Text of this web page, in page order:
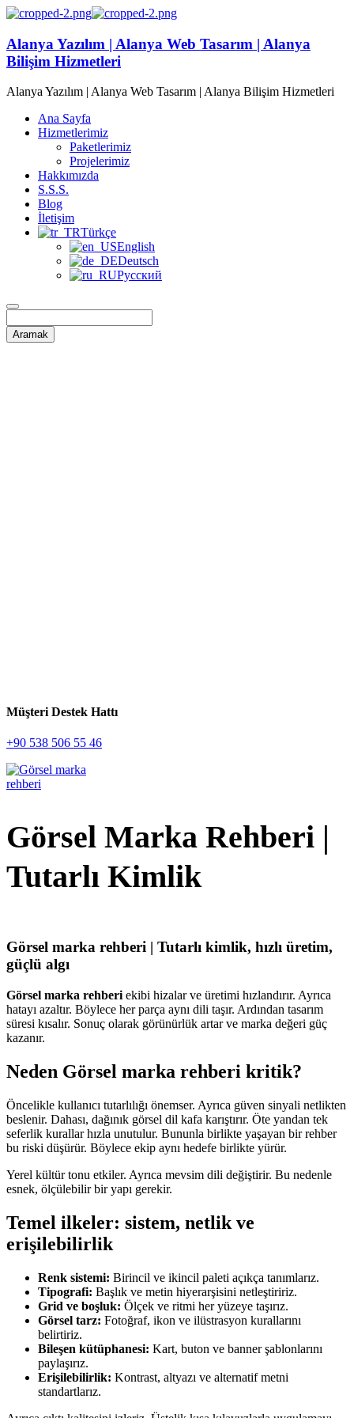
Alanya Yazılım | Alanya Web Tasarım | Alanya
Bilişim Hizmetleri
Alanya Yazılım | Alanya Web Tasarım | Alanya Bilişim Hizmetleri
Ana Sayfa
Hizmetlerimiz
Paketlerimiz
Projelerimiz
Hakkımızda
S.S.S.
Blog
İletişim
Türkçe
English
Deutsch
Русский
Müşteri Destek Hattı
+90 538 506 55 46
Görsel Marka Rehberi |
Tutarlı Kimlik
Görsel marka rehberi | Tutarlı kimlik, hızlı üretim,
güçlü algı
Görsel marka rehberi ekibi hizalar ve üretimi hızlandırır. Ayrıca
hatayı azaltır. Böylece her parça aynı dili taşır. Ardından tasarım
süresi kısalır. Sonuç olarak görünürlük artar ve marka değeri güç
kazanır.
Neden Görsel marka rehberi kritik?
Öncelikle kullanıcı tutarlılığı önemser. Ayrıca güven sinyali netlikten
beslenir. Dahası, dağınık görsel dil kafa karıştırır. Öte yandan tek
seferlik kurallar hızla unutulur. Bununla birlikte yaşayan bir rehber
bu riski düşürür. Böylece ekip aynı hedefe birlikte yürür.
Yerel kültür tonu etkiler. Ayrıca mevsim dili değiştirir. Bu nedenle
esnek, ölçülebilir bir yapı gerekir.
Temel ilkeler: sistem, netlik ve
erişilebilirlik
Renk sistemi: Birincil ve ikincil paleti açıkça tanımlarız.
Tipografi: Başlık ve metin hiyerarşisini netleştiririz.
Grid ve boşluk: Ölçek ve ritmi her yüzeye taşırız.
Görsel tarz: Fotoğraf, ikon ve ilüstrasyon kurallarını
belirtiriz.
Bileşen kütüphanesi: Kart, buton ve banner şablonlarını
paylaşırız.
Erişilebilirlik: Kontrast, altyazı ve alternatif metni
standartlarız.